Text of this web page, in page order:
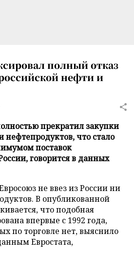
полный отказ
нефти и
прекратил закупки
нефтепродуктов, что стало
поставок
говорится в данных
не ввез из России ни
В опубликованной
что подобная
впервые с 1992 года,
по торговле нет, выяснило
Евростата,